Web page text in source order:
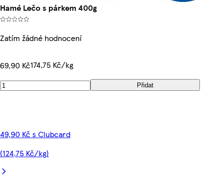
Hamé Lečo s párkem 400g
Zatím žádné hodnocení
69,90 Kč174,75 Kč/kg
Přidat
49,90 Kč s Clubcard
(124,75 Kč/kg)